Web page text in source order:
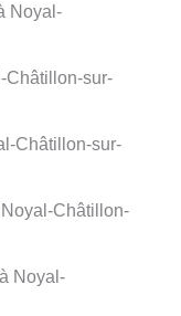
Noyal-
Châtillon-sur-
Châtillon-sur-
Châtillon-
Noyal-